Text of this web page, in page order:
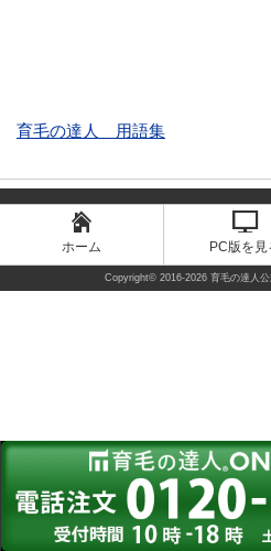
育毛の達人 用語集
ホーム PC版を見
Copyright© 2016-2026 育毛の達人